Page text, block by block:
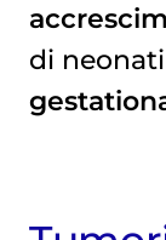
di neonati